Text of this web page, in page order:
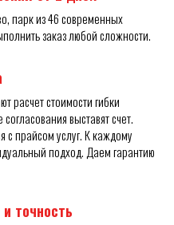
парк из 46 современных
заказ любой сложности.
расчет стоимости гибки
выставят счет.
прайсом услуг. К каждому
подход. Даем гарантию
точность